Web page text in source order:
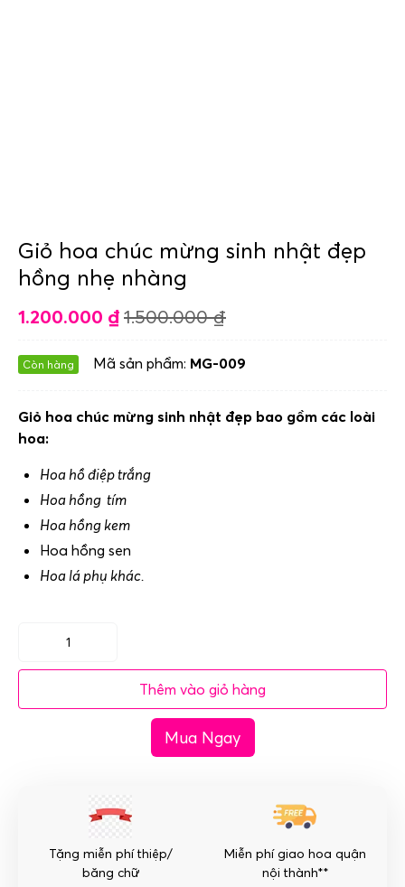
Giỏ hoa chúc mừng sinh nhật đẹp
hồng nhẹ nhàng
1.200.000 ₫ 1.500.000₫
Còn hàng Mã sản phẩm: MG-009
Giỏ hoa chúc mừng sinh nhật đẹp bao gồm các loài
hoa:
Hoa hồ điệp trắng
Hoa hồng tím
Hoa hồng kem
Hoa hồng sen
Hoa lá phụ khác.
Giỏ
hoa
nhẹ
nhàng
Thêm vào giỏ hàng
Mua Ngay
Tặng miễn phí thiệp/
băng chữ
Miễn phí giao hoa quận
nội thành**